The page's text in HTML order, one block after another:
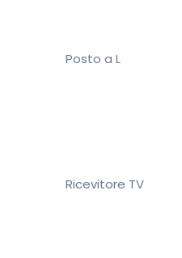
Posto a L
Ricevitore TV